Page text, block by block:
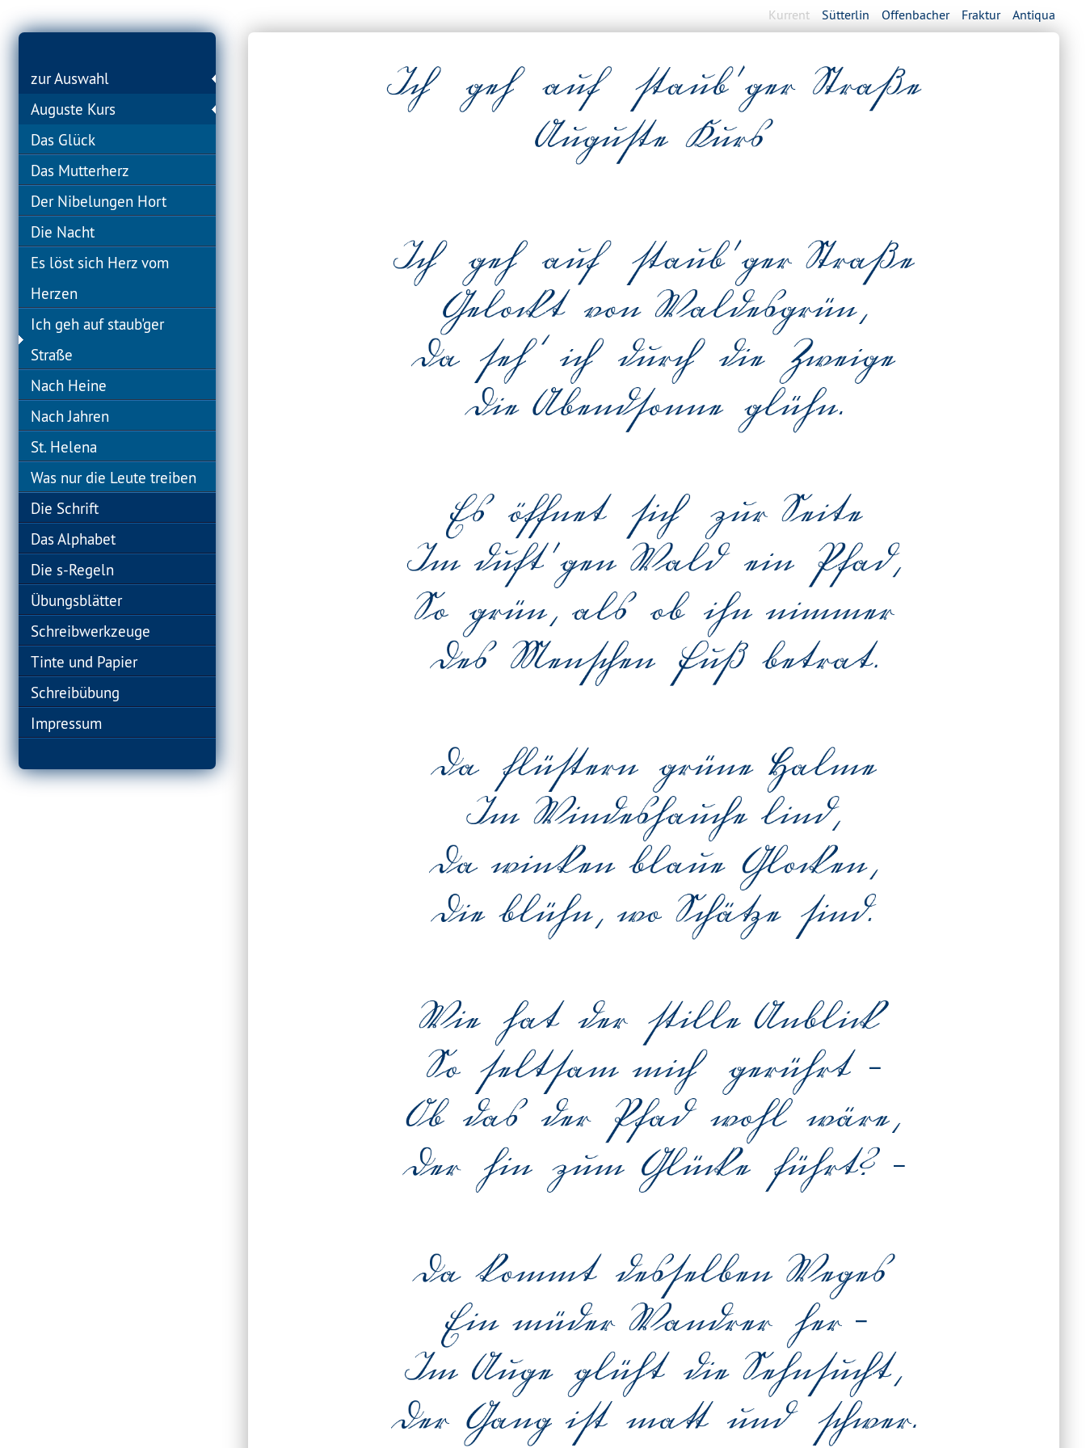
Kurrent Sütterlin Offenbacher Fraktur Antiqua
zur Auswahl
Auguste Kurs
Das Glück
Das Mutterherz
Der Nibelungen Hort
Die Nacht
Es löst sich Herz vom
Herzen
Ich geh auf staub'ger
Straße
Nach Heine
Nach Jahren
St. Helena
Was nur die Leute treiben
Die Schrift
Das Alphabet
Die s-Regeln
Übungsblätter
Schreibwerkzeuge
Tinte und Papier
Schreibübung
Impressum